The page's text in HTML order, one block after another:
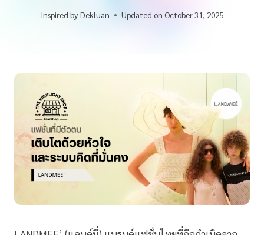
Inspired by Dekluan Updated on October 31, 2025